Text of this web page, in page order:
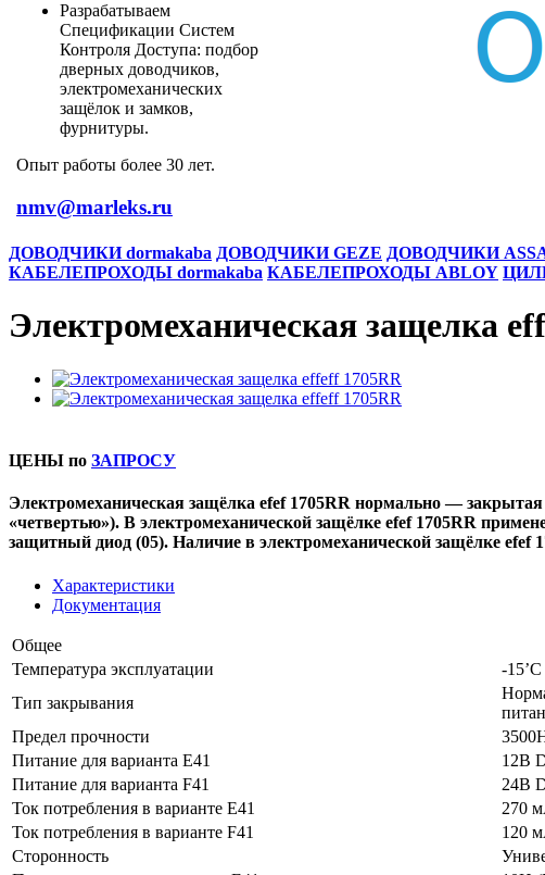
Разрабатываем
Спецификации Систем
Контроля Доступа: подбор
дверных доводчиков,
электромеханических
защёлок и замков,
фурнитуры.
Опыт работы более 30 лет.
nmv@marleks.ru
ДОВОДЧИКИ dormakaba ДОВОДЧИКИ GEZE ДОВОДЧИКИ
КАБЕЛЕПРОХОДЫ dormakaba КАБЕЛЕПРОХОДЫ ABLOY
Электромеханическая защелка
ЦЕНЫ по ЗАПРОСУ
Электромеханическая защёлка efef 1705RR нормально —
«четвертью»). В электромеханической защёлке efef 1705RR
защитный диод (05). Наличие в электромеханической защёлке efef
Характеристики
Документация
Общее
Температура эксплуатации
-
Тип закрывания
Предел прочности
Питание для варианта Е41
12В
Питание для варианта F41
24В
Ток потребления в варианте E41
270
Ток потребления в варианте F41
120
Сторонность